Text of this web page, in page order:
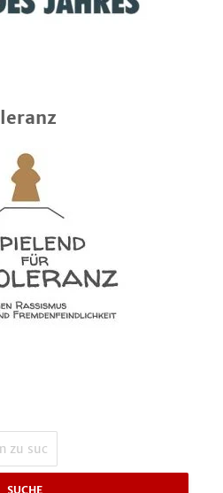
SUCHE